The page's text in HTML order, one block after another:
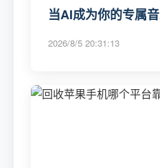
当AI成为你的专属
2026/8/5 20:31:13